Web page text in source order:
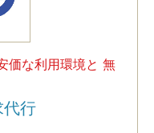
価な利用環境と 無
行